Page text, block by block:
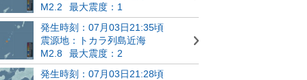
M2.2
最大震度：1
発生時刻：07月03日21:35頃
震源地：トカラ列島近海
M2.8
最大震度：2
発生時刻：07月03日21:28頃